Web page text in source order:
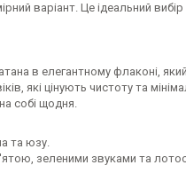
варіант. Це ідеальний
в елегантному флаконі,
які цінують чистоту та
собі щодня.
та юзу.
зеленими звуками та